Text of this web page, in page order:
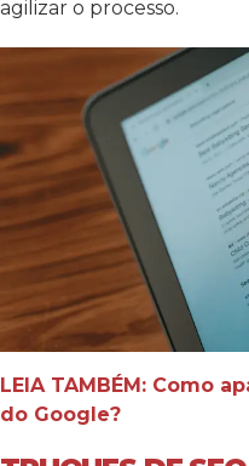
agilizar o processo.
LEIA TAMBÉM: Como
do Google?